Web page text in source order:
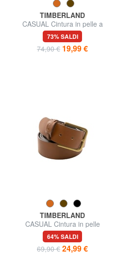
TIMBERLAND
CASUAL Cintura in pelle a
doppia impuntura
73% SALDI
74,90 € 19,99 €
TIMBERLAND
CASUAL Cintura in pelle
accorciabile
64% SALDI
69,90 € 24,99 €